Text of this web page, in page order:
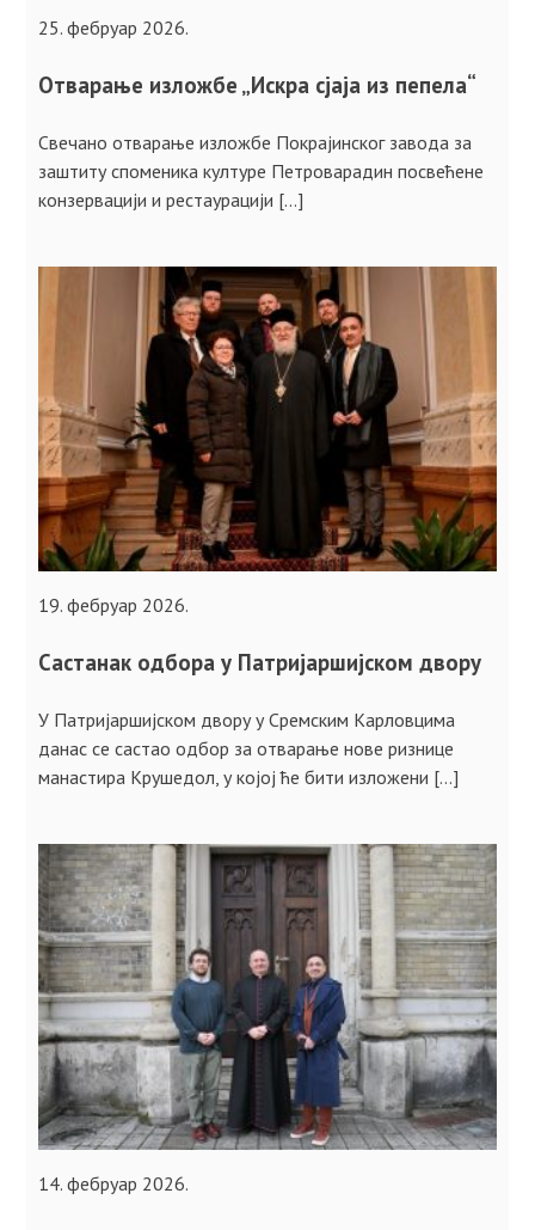
25. фебруар 2026.
Отварање изложбе „Искра сјаја из пепела“
Свечано отварање изложбе Покрајинског завода за
заштиту споменика културе Петроварадин посвећене
конзервацији и рестаурацији […]
19. фебруар 2026.
Састанак одбора у Патријаршијском двору
У Патријаршијском двору у Сремским Карловцима
данас се састао одбор за отварање нове ризнице
манастира Крушедол, у којој ће бити изложени […]
14. фебруар 2026.